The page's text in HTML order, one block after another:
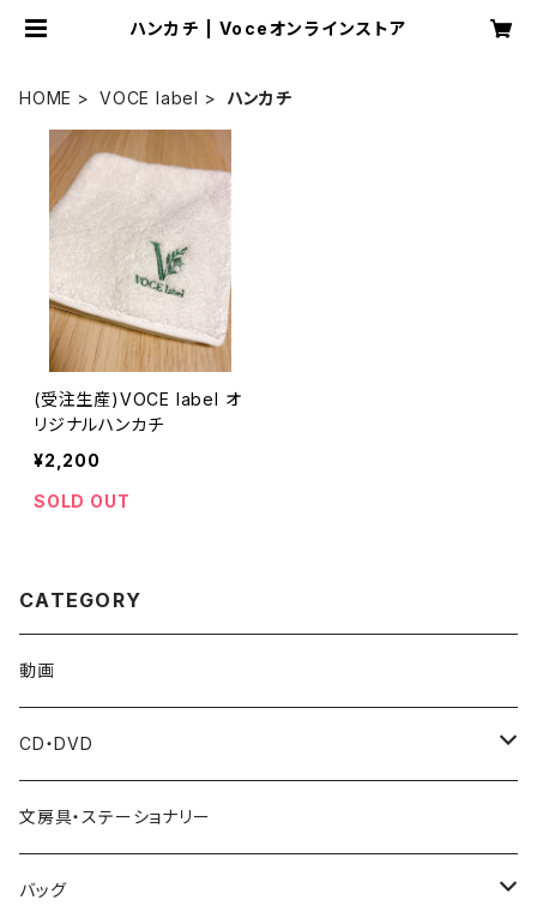
ハンカチ | Voceオンラインストア
HOME VOCE label ハンカチ
(受注生産)VOCE label オ
リジナルハンカチ
¥2,200
SOLD OUT
CATEGORY
動画
CD・DVD
梶原圭恵(Voce ヴァイオリン講師)
廣瀬史佳(Voce ヴォーカル講師)
文房具・ステーショナリー
バッグ